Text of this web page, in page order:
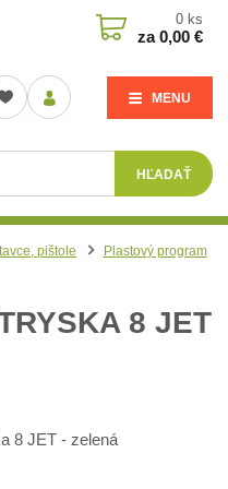
MENU
HĽADAŤ
0 ks
za0,00 €
pištole
Plastový program
8 JET